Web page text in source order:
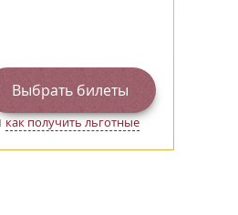
Выбрать билеты
как получить льготные